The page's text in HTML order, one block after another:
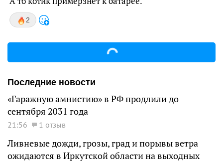
2
Последние новости
«Гаражную амнистию» в РФ продлили до
сентября 2031 года
21:56 1 отзыв
Ливневые дожди, грозы, град и порывы ветра
ожидаются в Иркутской области на выходных